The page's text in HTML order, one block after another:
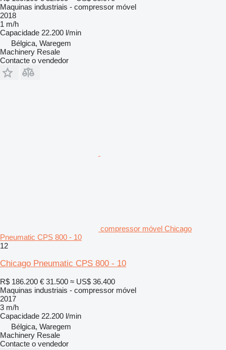
Maquinas industriais - compressor móvel
2018
1 m/h
Capacidade 22.200 l/min
Bélgica, Waregem
Machinery Resale
Contacte o vendedor
compressor móvel Chicago
Pneumatic CPS 800 - 10
12
Chicago Pneumatic CPS 800 - 10
R$ 186.200 € 31.500 ≈ US$ 36.400
Maquinas industriais - compressor móvel
2017
3 m/h
Capacidade 22.200 l/min
Bélgica, Waregem
Machinery Resale
Contacte o vendedor